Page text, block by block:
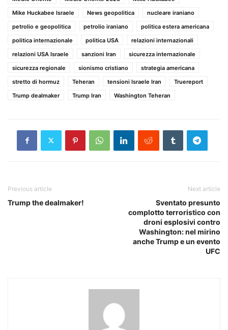
Mike Huckabee Israele
News geopolitica
nucleare iraniano
petrolio e geopolitica
petrolio iraniano
politica estera americana
politica internazionale
politica USA
relazioni internazionali
relazioni USA Israele
sanzioni Iran
sicurezza internazionale
sicurezza regionale
sionismo cristiano
strategia americana
stretto di hormuz
Teheran tensioni Israele Iran
Truereport
Trump dealmaker
Trump Iran Washington Teheran
Previous article
Trump the dealmaker!
Next article
Sventato presunto
complotto terroristico con
droni esplosivi contro
Washington: nel mirino
anche Trump e un evento
UFC